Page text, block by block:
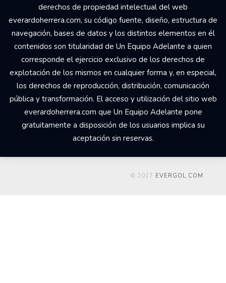
derechos de propiedad intelectual del web
everardoherrera.com, su código fuente, diseño, estructura de
navegación, bases de datos y los distintos elementos en él
contenidos son titularidad de Un Equipo Adelante a quien
corresponde el ejercicio exclusivo de los derechos de
explotación de los mismos en cualquier forma y, en especial,
los derechos de reproducción, distribución, comunicación
pública y transformación. El acceso y utilización del sitio web
everardoherrera.com que Un Equipo Adelante pone
gratuitamente a disposición de los usuarios implica su
aceptación sin reservas.
© 2017 EVERGOL.COM